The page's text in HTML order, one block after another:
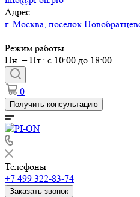
Адрес
г. Москва, посёлок
Режим работы
Пн. – Пт.: с 10:00 до 18:00
0
Получить консультацию
Телефоны
+7 499 322-83-74
Заказать звонок